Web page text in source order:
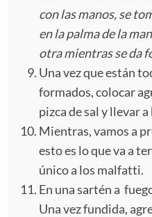
con las manos, se
en la palma de la
otra mientras se da
Una vez que están
formados, colocar
pizca de sal y llevar
Mientras, vamos a
esto es lo que va a
único a los malfatti.
En una sartén a
Una vez fundida,